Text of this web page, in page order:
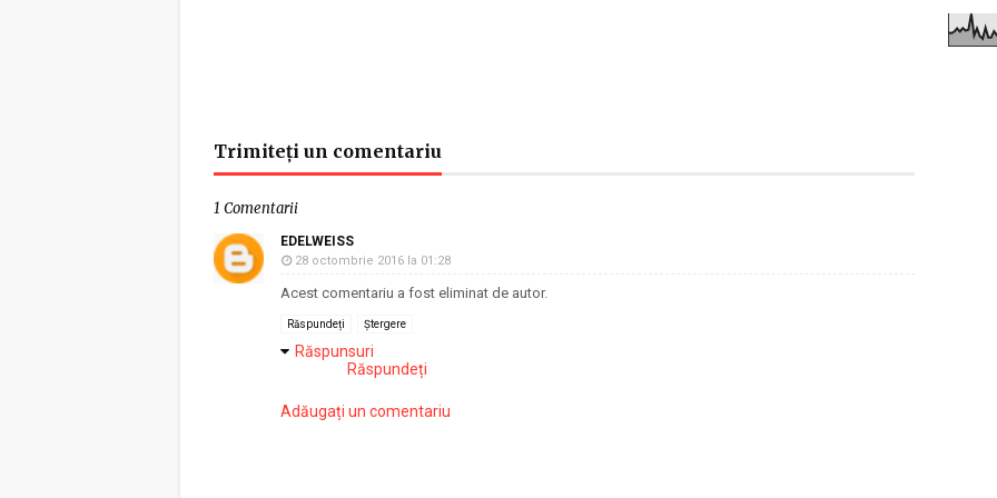
Trimiteți un comentariu
1 Comentarii
EDELWEISS
28 octombrie 2016 la 01:28
Acest comentariu a fost eliminat de autor.
Răspundeți Ștergere
Răspunsuri
Răspundeți
Adăugați un comentariu